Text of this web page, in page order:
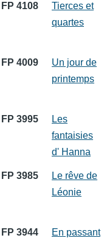
FP 4108
Tierces et
quartes
FP 4009
Un jour de
printemps
FP 3995
Les
fantaisies
d' Hanna
FP 3985
Le rêve de
Léonie
FP 3944
En passant